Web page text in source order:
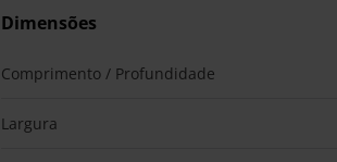
Dimensões
Comprimento / Profundidade
Largura